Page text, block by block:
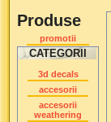
Produse
promotii
CATEGORII
3d decals
accesorii
accesorii
weathering